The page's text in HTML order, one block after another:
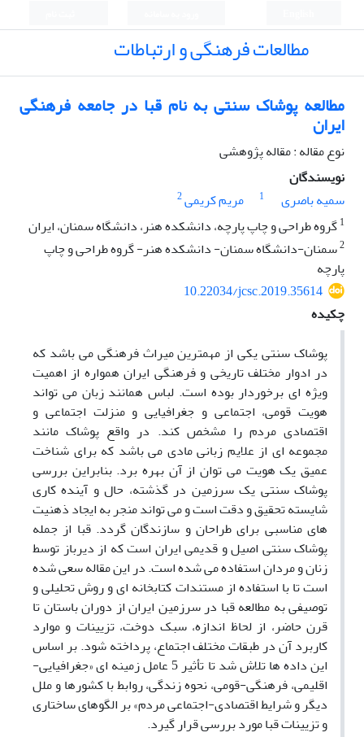
مطالعات فرهنگی و ارتباطات
مطالعه پوشاک سنتی به نام قبا در جامعه فرهنگی
ایران
نوع مقاله : مقاله پژوهشی
نویسندگان
سمیه باصری
1 مریم کریمی2
1گروه طراحی و چاپ پارچه، دانشکده هنر، دانشگاه سمنان، ایران
2سمنان-دانشگاه سمنان- دانشکده هنر- گروه طراحی و چاپ
پارچه
10.22034/jcsc.2019.35614
چکیده
پوشاک سنتی یکی از مهمترین میراث فرهنگی می باشد که
در ادوار مختلف تاریخی و فرهنگی ایران همواره از اهمیت
ویژه ای برخوردار بوده است. لباس همانند زبان می تواند
هویت قومی، اجتماعی و جغرافیایی و منزلت اجتماعی و
اقتصادی مردم را مشخص کند. در واقع پوشاک مانند
مجموعه ای از علایم زبانی مادی می باشد که برای شناخت
عمیق یک هویت می توان از آن بهره برد. بنابراین بررسی
پوشاک سنتی یک سرزمین در گذشته، حال و آینده کاری
شایسته تحقیق و دقت است و می تواند منجر به ایجاد ذهنیت
های مناسبی برای طراحان و سازندگان گردد. قبا از جمله
پوشاک سنتی اصیل و قدیمی ایران است که از دیرباز توسط
زنان و مردان استفاده می شده است. در این مقاله سعی شده
است تا با استفاده از مستندات کتابخانه ای و روش تحلیلی و
توصیفی به مطالعه قبا در سرزمین ایران از دوران باستان تا
قرن حاضر، از لحاظ اندازه، سبک دوخت، تزیینات و موارد
کاربرد آن در طبقات مختلف اجتماع، پرداخته شود. بر اساس
این داده ها تلاش شد تا تأثیر 5 عامل زمینه ای «جغرافیایی-
اقلیمی، فرهنگی-قومی، نحوه زندگی، روابط با کشورها و ملل
دیگر و شرایط اقتصادی-اجتماعی مردم» بر الگوهای ساختاری
و تزیینات قبا مورد بررسی قرار گیرد.